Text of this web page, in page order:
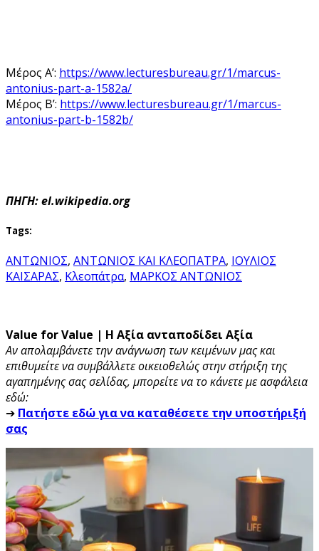
Μέρος Α’: https://www.lecturesbureau.gr/1/marcus-
antonius-part-a-1582a/
Μέρος Β’: https://www.lecturesbureau.gr/1/marcus-
antonius-part-b-1582b/
ΠΗΓΗ: el.wikipedia.org
Tags:
ΑΝΤΩΝΙΟΣ, ΑΝΤΩΝΙΟΣ ΚΑΙ ΚΛΕΟΠΑΤΡΑ, ΙΟΥΛΙΟΣ
ΚΑΙΣΑΡΑΣ, Κλεοπάτρα, ΜΑΡΚΟΣ ΑΝΤΩΝΙΟΣ
Value for Value | Η Αξία ανταποδίδει Αξία
Αν απολαμβάνετε την ανάγνωση των κειμένων μας και
επιθυμείτε να συμβάλλετε οικειοθελώς στην στήριξη της
αγαπημένης σας σελίδας, μπορείτε να το κάνετε με ασφάλεια
εδώ:
➔ Πατήστε εδώ για να καταθέσετε την υποστήριξή
σας